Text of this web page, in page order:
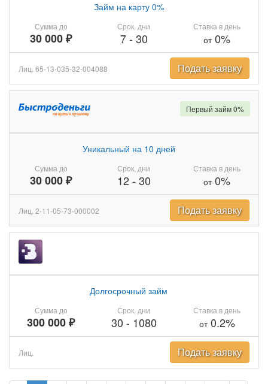
Сумма до
30 000 ₽
Займ на карту 0%
Срок, дни
7- 30
Ставка в день
от0%
Лиц. 65-13-035-32-004088 Подать заявку
Сумма до
30 000 ₽
Уникальный на 10 дней
Срок, дни
12- 30
Ставка в день
от0%
Первый займ 0%
Лиц. 2-11-05-73-000002 Подать заявку
Сумма до
300 000 ₽
Долгосрочный займ
Срок, дни
30 - 1080
Ставка в день
от0.2%
Лиц. Подать заявку